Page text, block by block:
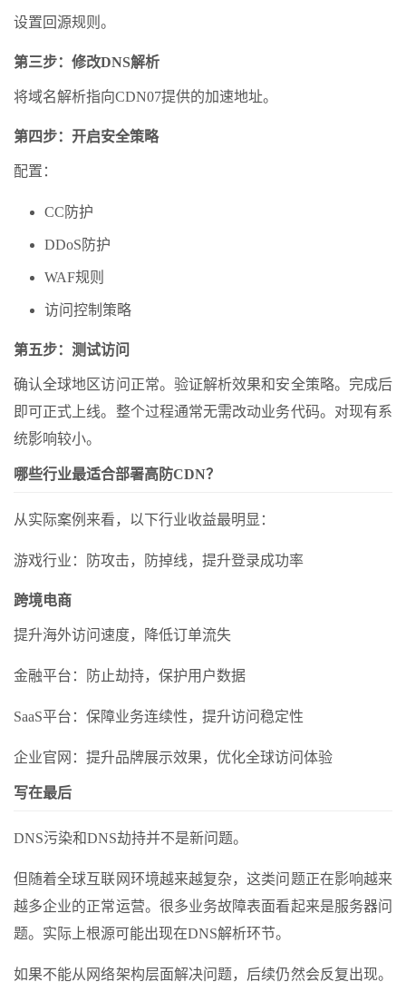
设置回源规则。
第三步：修改DNS解析
将域名解析指向CDN07提供的加速地址。
第四步：开启安全策略
配置：
CC防护
DDoS防护
WAF规则
访问控制策略
第五步：测试访问
确认全球地区访问正常。验证解析效果和安全策略。完成后
即可正式上线。整个过程通常无需改动业务代码。对现有系
统影响较小。
哪些行业最适合部署高防CDN？
从实际案例来看，以下行业收益最明显：
游戏行业：防攻击，防掉线，提升登录成功率
跨境电商
提升海外访问速度，降低订单流失
金融平台：防止劫持，保护用户数据
SaaS平台：保障业务连续性，提升访问稳定性
企业官网：提升品牌展示效果，优化全球访问体验
写在最后
DNS污染和DNS劫持并不是新问题。
但随着全球互联网环境越来越复杂，这类问题正在影响越来
越多企业的正常运营。很多业务故障表面看起来是服务器问
题。实际上根源可能出现在DNS解析环节。
如果不能从网络架构层面解决问题，后续仍然会反复出现。